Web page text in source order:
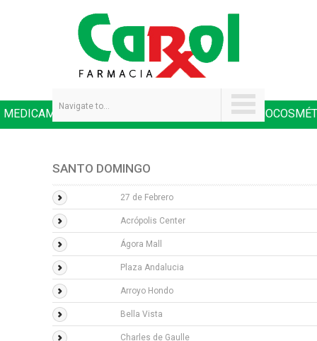
Navigate to...
MEDICAMENTOS
SANTO DOMINGO
27 de Febrero
Acrópolis Center
Ágora Mall
Plaza Andalucia
Arroyo Hondo
Bella Vista
Charles de Gaulle